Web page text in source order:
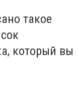
такое
который вы